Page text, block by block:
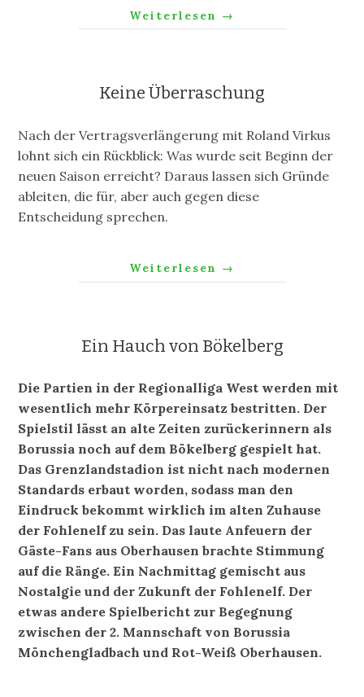
Weiterlesen →
Keine Überraschung
Nach der Vertragsverlängerung mit Roland Virkus
lohnt sich ein Rückblick: Was wurde seit Beginn der
neuen Saison erreicht? Daraus lassen sich Gründe
ableiten, die für, aber auch gegen diese
Entscheidung sprechen.
Weiterlesen →
Ein Hauch von Bökelberg
Die Partien in der Regionalliga West werden mit
wesentlich mehr Körpereinsatz bestritten. Der
Spielstil lässt an alte Zeiten zurückerinnern als
Borussia noch auf dem Bökelberg gespielt hat.
Das Grenzlandstadion ist nicht nach modernen
Standards erbaut worden, sodass man den
Eindruck bekommt wirklich im alten Zuhause
der Fohlenelf zu sein. Das laute Anfeuern der
Gäste-Fans aus Oberhausen brachte Stimmung
auf die Ränge. Ein Nachmittag gemischt aus
Nostalgie und der Zukunft der Fohlenelf. Der
etwas andere Spielbericht zur Begegnung
zwischen der 2. Mannschaft von Borussia
Mönchengladbach und Rot-Weiß Oberhausen.